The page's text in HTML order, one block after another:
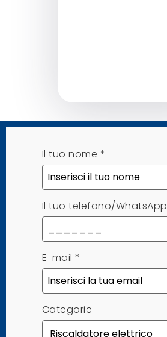
Il tuo nome *
Il tuo telefono/WhatsApp
E-mail *
Categorie